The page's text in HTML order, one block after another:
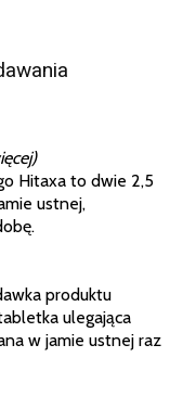
Hitaxa to dwie 2,5
ustnej,
produktu
ulegająca
w jamie ustnej raz